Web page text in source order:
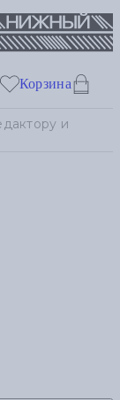
Корзина